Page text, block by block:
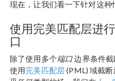
现在，让我们看一下针对这种
使用完美匹配层进
口
除了使用多个端口边界条件
使用完美匹配层(PML) 域截